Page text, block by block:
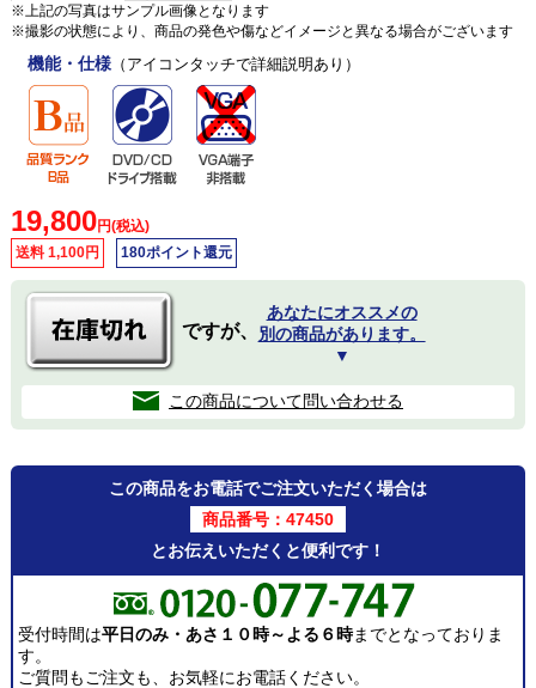
※上記の写真はサンプル画像となります
※撮影の状態により、商品の発色や傷などイメージと異なる場合がございます
機能・仕様（アイコンタッチで詳細説明あり）
19,800円(税込)
送料 1,100円
180ポイント還元
ですが、
あなたにオススメの
別の商品があります。
▼
この商品について問い合わせる
この商品をお電話でご注文いただく場合は
商品番号：47450
とお伝えいただくと便利です！
受付時間は平日のみ・あさ１０時～よる６時までとなっておりま
す。
ご質問もご注文も、お気軽にお電話ください。